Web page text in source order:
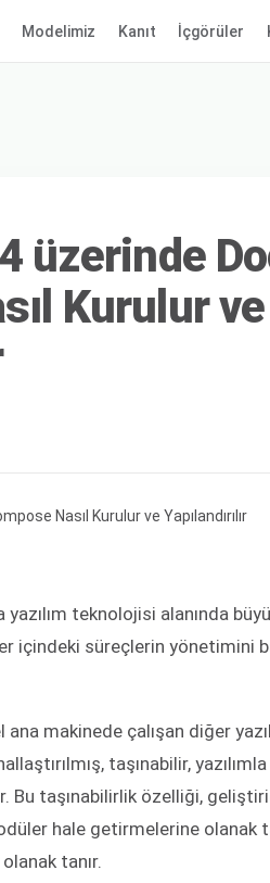
Modelimiz Kanıt İçgörüler
üzerinde
Kurulur ve
yazılım teknolojisi alanında
içindeki süreçlerin yönetimini
ana makinede çalışan diğer
taşınabilir,
Bu taşınabilirlik özelliği,
hale getirmelerine olanak
tanır.